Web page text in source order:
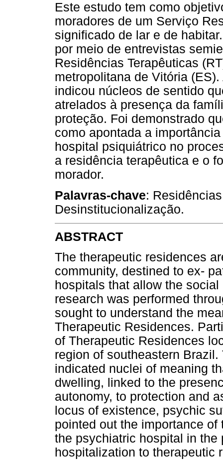
Este estudo tem como
moradores de um Serviço
significado de lar e de
por meio de entrevistas
Residências Terapêuticas
metropolitana de Vitória
indicou núcleos de sentido
atrelados à presença da
proteção. Foi demonstrado
como apontada a
hospital psiquiátrico no
a residência terapêutica e o
morador.
Palavras-chave:
Desinstitucionalização.
ABSTRACT
The therapeutic residences
community, destined to ex-
hospitals that allow the
research was performed
sought to understand the
Therapeutic Residences.
of Therapeutic Residences
region of southeastern
indicated nuclei of meaning
dwelling, linked to the
autonomy, to protection and
locus of existence, psychic
pointed out the importance
the psychiatric hospital in the
hospitalization to therapeutic